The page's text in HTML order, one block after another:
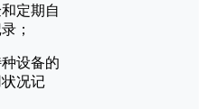
定期自
；
种设备的
况记